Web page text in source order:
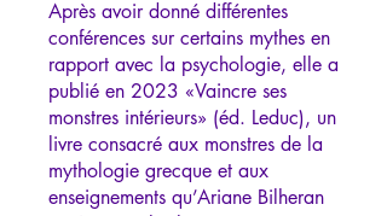
Après avoir donné différentes
conférences sur certains mythes en
rapport avec la psychologie, elle a
publié en 2023 «Vaincre ses
monstres intérieurs» (éd. Leduc), un
livre consacré aux monstres de la
mythologie grecque et aux
enseignements qu’Ariane Bilheran